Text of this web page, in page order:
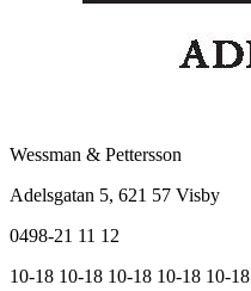
Wessman & Pettersson
Adelsgatan 5, 621 57 Visby
0498-21 11 12
10-18 10-18 10-18 10-18 10-18